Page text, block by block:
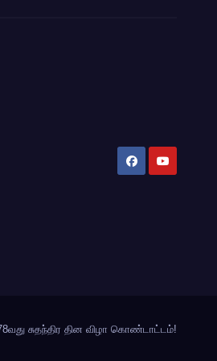
சுதந்திர தின விழா கொண்டாட்டம்!